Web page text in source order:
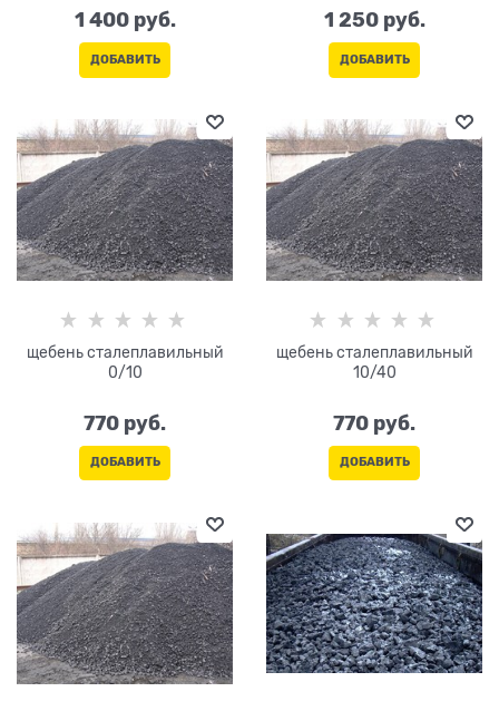
1 400 руб.
ДОБАВИТЬ
1 250 руб.
ДОБАВИТЬ
щебень сталеплавильный
0/10
770 руб.
ДОБАВИТЬ
щебень сталеплавильный
10/40
770 руб.
ДОБАВИТЬ